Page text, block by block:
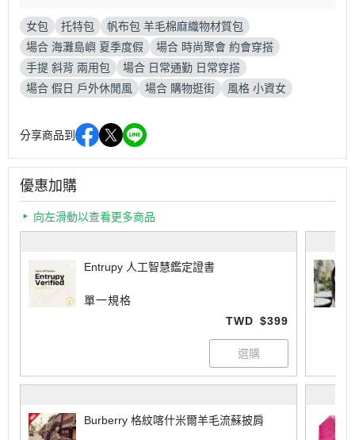
女包 托特包
帆布包 羊毛棉麻織物材質包
場合 海灘島嶼 夏季度假
場合 時尚聚會 約會穿搭
手提 斜背 兩用包
場合 日常通勤 日常穿搭
場合 假日 戶外休閒風
場合 購物逛街 風格 小資女
分享商品到
優惠加購
向左滑動以查看更多商品
Entrupy 人工智慧鑑定證書
單一規格
TWD $399
Burberry 格紋喀什米爾羊毛流蘇披肩